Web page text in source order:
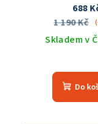
688
1 190 Kč
Skladem v
je
Do